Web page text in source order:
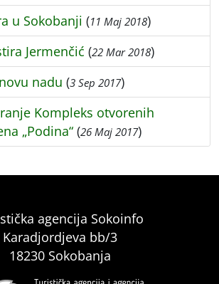
u Sokobanji (11 Maj 2018)
Jermenčić (22 Mar 2018)
nadu (3 Sep 2017)
Kompleks otvorenih
„Podina“ (26 Maj 2017)
agencija Sokoinfo
Karadjordjeva bb/3
18230 Sokobanja